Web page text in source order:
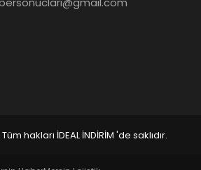
hakları İDEAL İNDİRİM 'de saklıdır.